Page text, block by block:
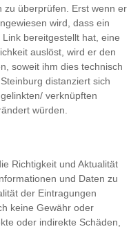
zu überprüfen. Erst wenn er
wird, dass ein
bereitgestellt hat, eine
auslöst, wird er den
soweit ihm dies technisch
distanziert sich
verknüpften
würden.
Richtigkeit und Aktualität
und Daten zu
der Eintragungen
keine Gewähr oder
oder indirekte Schäden,